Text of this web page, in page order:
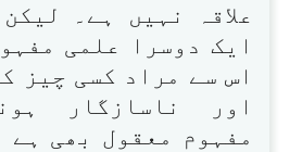
علاقہ نہیں ہے۔
ایک دوسرا علمی
اس سے مراد کسی چیز
اور ناسازگار
مفہوم معقول بھی ہے